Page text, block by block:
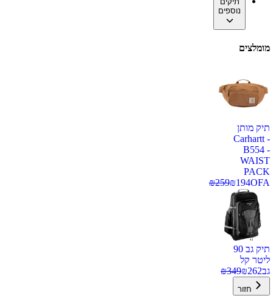
נוספים
מומלצים
תיק מותן
Carhartt -
B554 -
WAIST
PACK
OFA
₪194
₪259
תיק גב 90
ליטר קל
גב
₪262
₪349
חזור